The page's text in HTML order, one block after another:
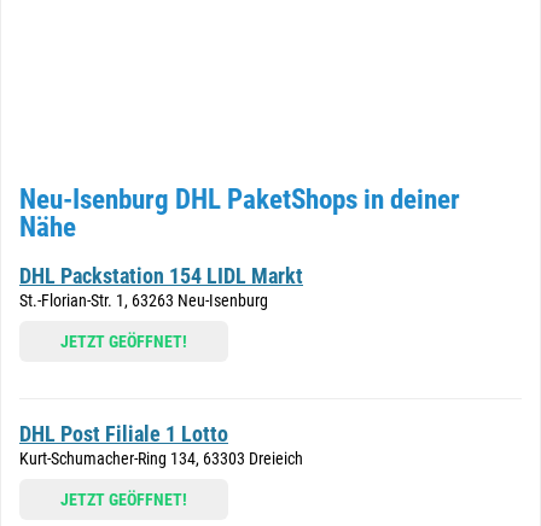
Neu-Isenburg DHL PaketShops in deiner
Nähe
DHL Packstation 154 LIDL Markt
St.-Florian-Str. 1, 63263 Neu-Isenburg
JETZT GEÖFFNET!
DHL Post Filiale 1 Lotto
Kurt-Schumacher-Ring 134, 63303 Dreieich
JETZT GEÖFFNET!